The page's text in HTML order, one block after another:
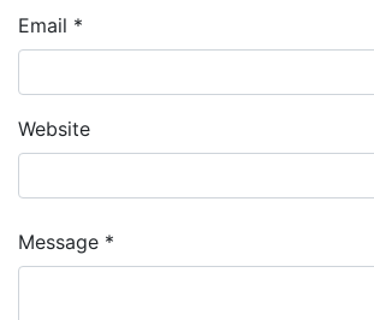
Email *
Website
Message *